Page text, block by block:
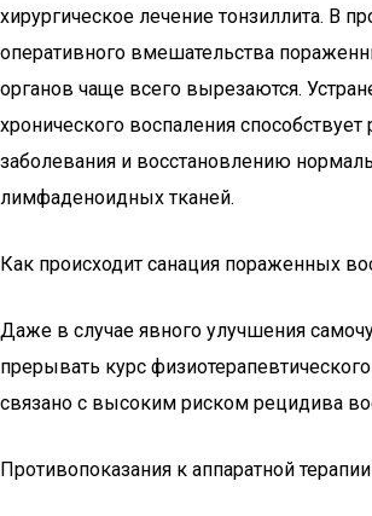
хирургическое лечение тонзиллита. В
оперативного вмешательства
органов чаще всего вырезаются.
хронического воспаления способствует
заболевания и восстановлению
лимфаденоидных тканей.
Как происходит санация пораженных
Даже в случае явного улучшения
прерывать курс
связано с высоким риском рецидива
Противопоказания к аппаратной терапии